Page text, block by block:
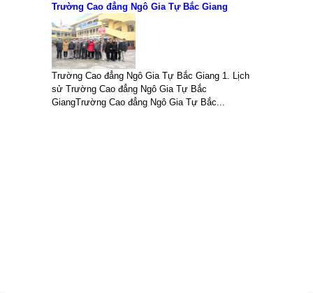
Trường Cao đẳng Ngô Gia Tự Bắc Giang
Trường Cao đẳng Ngô Gia Tự Bắc Giang 1. Lịch
sử Trường Cao đẳng Ngô Gia Tự Bắc
GiangTrường Cao đẳng Ngô Gia Tự Bắc...